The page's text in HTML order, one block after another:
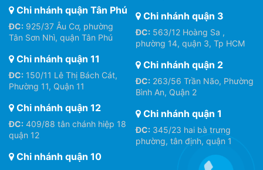
Chi nhánh quận Tân Phú
ĐC: 925/37 Âu Cơ, phường
Tân Sơn Nhì, quận Tân Phú
Chi nhánh quận 11
ĐC: 150/11 Lê Thị Bách Cát,
Phường 11, Quận 11
Chi nhánh quận 12
ĐC: 409/88 tân chánh hiệp 18
quận 12
Chi nhánh quận 10
Chi nhánh quận 3
ĐC: 563/12 Hoàng Sa ,
phường 14, quận 3, Tp HCM
Chi nhánh quận 2
ĐC: 263/56 Trần Não, Phường
Bình An, Quận 2
Chi nhánh quận 1
ĐC: 345/23 hai bà trưng
phường, tân định, quận 1